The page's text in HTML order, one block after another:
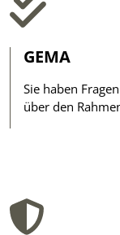
GEMA
Sie haben
über den